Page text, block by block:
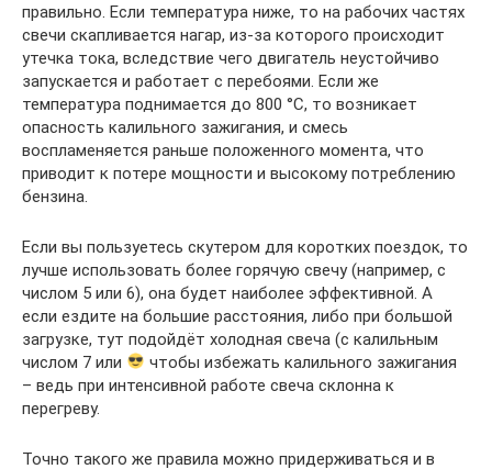
правильно. Если температура ниже, то на рабочих частях
свечи скапливается нагар, из-за которого происходит
утечка тока, вследствие чего двигатель неустойчиво
запускается и работает с перебоями. Если же
температура поднимается до 800 °C, то возникает
опасность калильного зажигания, и смесь
воспламеняется раньше положенного момента, что
приводит к потере мощности и высокому потреблению
бензина.
Если вы пользуетесь скутером для коротких поездок, то
лучше использовать более горячую свечу (например, с
числом 5 или 6), она будет наиболее эффективной. А
если ездите на большие расстояния, либо при большой
загрузке, тут подойдёт холодная свеча (с калильным
числом 7 или
чтобы избежать калильного зажигания
– ведь при интенсивной работе свеча склонна к
перегреву.
Точно такого же правила можно придерживаться и в